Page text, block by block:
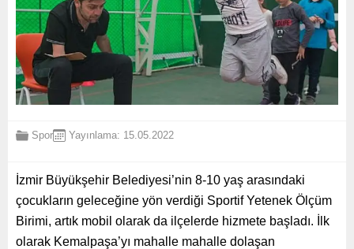
Spor Yayınlama: 15.05.2022
İzmir Büyükşehir Belediyesi’nin 8-10 yaş arasındaki
çocukların geleceğine yön verdiği Sportif Yetenek Ölçüm
Birimi, artık mobil olarak da ilçelerde hizmete başladı. İlk
olarak Kemalpaşa’yı mahalle mahalle dolaşan